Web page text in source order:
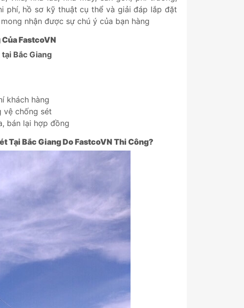
phí, hồ sơ kỹ thuật cụ thể và giải đáp lắp đặt
nhận được sự chú ý của bạn hàng
CủaFastcoVN
tại Bắc Giang
khách hàng
vệ chống sét
bán lại hợp đồng
TạiBắc GiangDoFastcoVN Thi Công?